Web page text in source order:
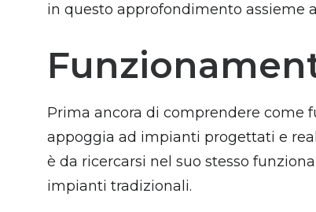
in questo approfondimento assieme
Prima ancora di comprendere come
appoggia ad impianti progettati e
è da ricercarsi nel suo stesso
impianti tradizionali.